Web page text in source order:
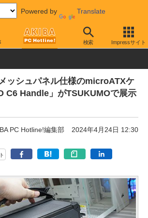
Powered by Translate
検索 Impressサイト
パーツ PCケース キューブ
ッシュパネル仕様のmicroATXケ
C6 Handle」がTSUKUMOで展示
PC Hotline!編集部 2024年4月24日 12:30